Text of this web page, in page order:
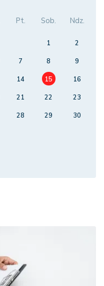
Pt. Sob. Ndz.
1
2
7 8
9
14 15
16
21 22
23
28 29
30